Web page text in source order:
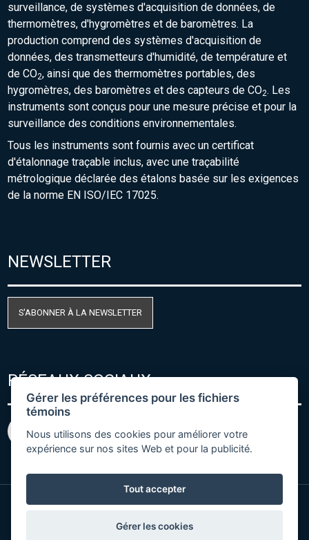
surveillance, de systèmes d'acquisition de données, de
thermomètres, d'hygromètres et de baromètres. La
production comprend des systèmes d'acquisition de
données, des transmetteurs d'humidité, de température et
de CO2, ainsi que des thermomètres portables, des
hygromètres, des baromètres et des capteurs de CO2. Les
instruments sont conçus pour une mesure précise et pour la
surveillance des conditions environnementales.
Tous les instruments sont fournis avec un certificat
d'étalonnage traçable inclus, avec une traçabilité
métrologique déclarée des étalons basée sur les exigences
de la norme EN ISO/IEC 17025.
NEWSLETTER
S'ABONNER À LA NEWSLETTER
RÉSEAUX SOCIAUX
© Copyright 2026 COMET SYSTEM, s.r.o. | Webdesign
by Spaneco
Gérer les préférences pour les fichiers
témoins
Nous utilisons des cookies pour améliorer votre
expérience sur nos sites Web et pour la publicité.
Tout accepter
Gérer les cookies